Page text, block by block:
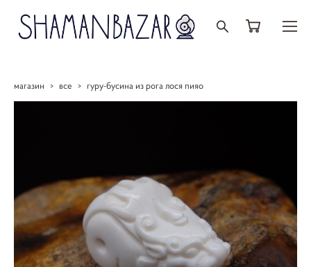
магазин > все > гуру-бусина из рога лося пияо